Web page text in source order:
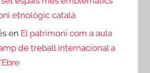
etnològic català
en El patrimoni com a aula
de treball internacional a